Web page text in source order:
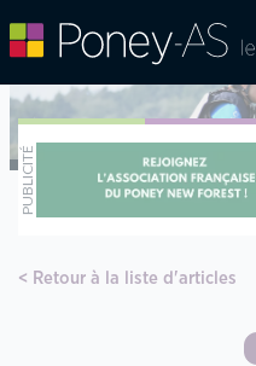
Retour à la liste d'articles